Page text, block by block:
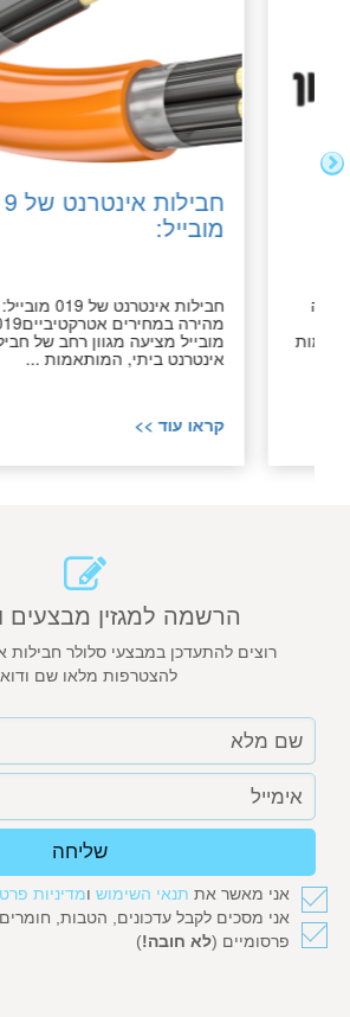
מובייל:
חבילות אינטרנט
מהירה במחירים
מובייל מציעה מגוון רחב של
אינטרנט ביתי, המותאמות ...
קראו עוד >>
הרשמה למגזין מבצעים
רוצים להתעדכן במבצעי סלולר חבילות
להצטרפות מלאו שם
שליחה
אני מאשר את תנאי השימוש ומדיניות
אני מסכים לקבל עדכונים, הטבות, חומרים
פרסומיים (לא חובה!)